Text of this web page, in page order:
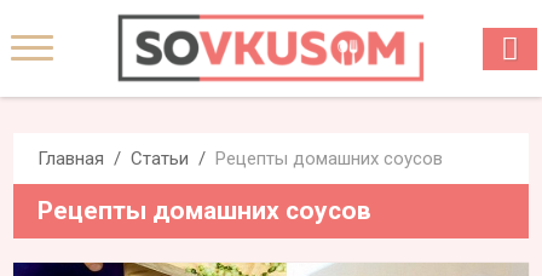
Главная Статьи Рецепты домашних соусов
Рецепты домашних соусов